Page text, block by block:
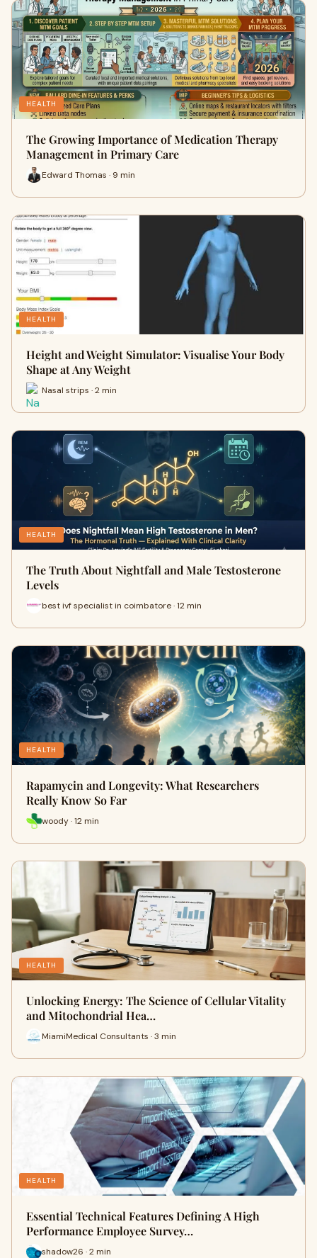
HEALTH
The Growing Importance of Medication Therapy
Management in Primary Care
Edward Thomas · 9 min
HEALTH
Height and Weight Simulator: Visualise Your Body
Shape at Any Weight
Nasal strips · 2 min
HEALTH
The Truth About Nightfall and Male Testosterone
Levels
best ivf specialist in coimbatore · 12 min
HEALTH
Rapamycin and Longevity: What Researchers
Really Know So Far
woody · 12 min
HEALTH
Unlocking Energy: The Science of Cellular Vitality
and Mitochondrial Hea…
MiamiMedical Consultants · 3 min
HEALTH
Essential Technical Features Defining A High
Performance Employee Survey…
shadow26 · 2 min